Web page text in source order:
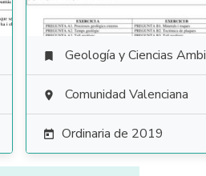
 Geología y Ciencias Ambientales
 Comunidad Valenciana
 Ordinaria de 2019